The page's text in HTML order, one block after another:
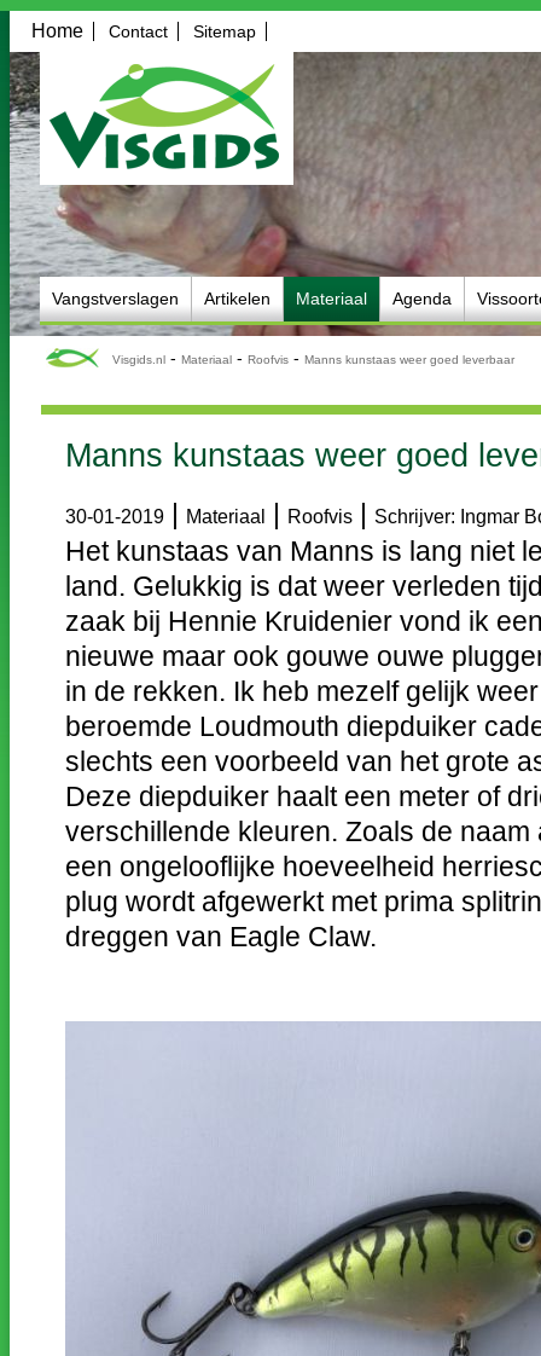
Home Contact Sitemap
Vangstverslagen Artikelen Materiaal Agenda
Visgids.nl - Materiaal - Roofvis - Manns kunstaas weer goed leverbaar
Manns kunstaas weer goed
30-01-2019 | Materiaal | Roofvis | Schrijver: Ingmar
Het kunstaas van Manns is lang niet
land. Gelukkig is dat weer verleden
zaak bij Hennie Kruidenier vond ik
nieuwe maar ook gouwe ouwe
in de rekken. Ik heb mezelf gelijk
beroemde Loudmouth diepduiker
slechts een voorbeeld van het grote
Deze diepduiker haalt een meter of
verschillende kleuren. Zoals de
een ongelooflijke hoeveelheid
plug wordt afgewerkt met prima
dreggen van Eagle Claw.